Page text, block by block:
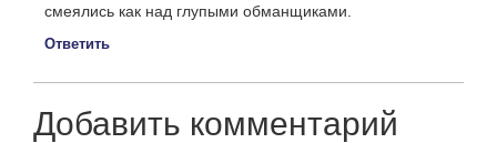
смеялись как над глупыми обманщиками.
Ответить
Добавить комментарий